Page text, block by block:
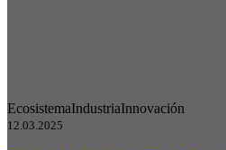
EcosistemaIndustriaInnovación
12.03.2025